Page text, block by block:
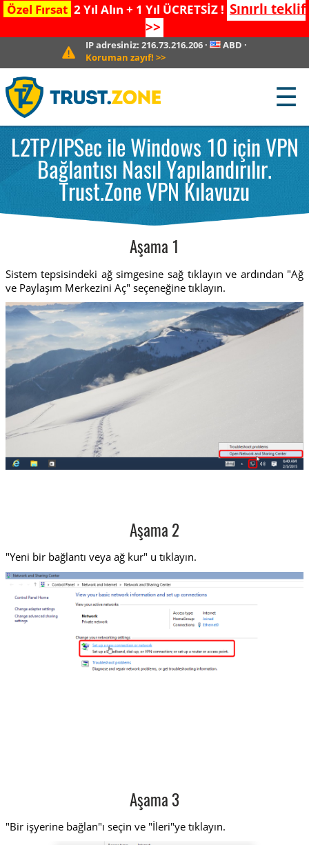
Özel Fırsat 2 Yıl Alın + 1 Yıl ÜCRETSİZ ! Sınırlı teklif
>>
IP adresiniz:216.73.216.206 · ABD ·
Koruman zayıf! >>
☰
L2TP/IPSec ile Windows 10 için VPN
Bağlantısı Nasıl Yapılandırılır.
Trust.Zone VPN Kılavuzu
Aşama 1
Sistem tepsisindeki ağ simgesine sağ tıklayın ve ardından "Ağ
ve Paylaşım Merkezini Aç" seçeneğine tıklayın.
Aşama 2
"Yeni bir bağlantı veya ağ kur" u tıklayın.
Aşama 3
"Bir işyerine bağlan"ı seçin ve "İleri"ye tıklayın.